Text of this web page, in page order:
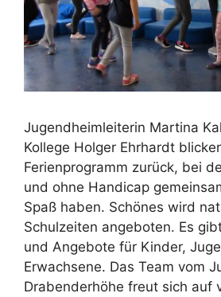
Jugendheimleiterin Martina
Kollege Holger Ehrhardt
Ferienprogramm zurück, bei
und ohne Handicap
Spaß haben. Schönes wird
Schulzeiten angeboten. Es
und Angebote für Kinder,
Erwachsene. Das Team vom
Drabenderhöhe freut sich auf